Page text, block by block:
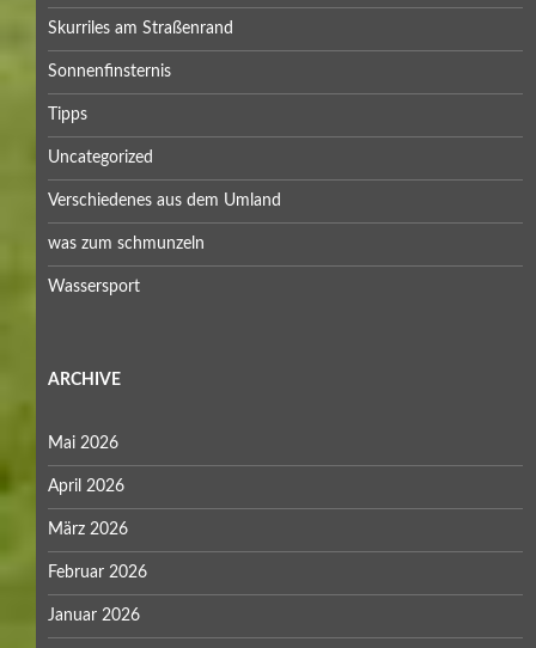
Skurriles am Straßenrand
Sonnenfinsternis
Tipps
Uncategorized
Verschiedenes aus dem Umland
was zum schmunzeln
Wassersport
ARCHIVE
Mai 2026
April 2026
März 2026
Februar 2026
Januar 2026